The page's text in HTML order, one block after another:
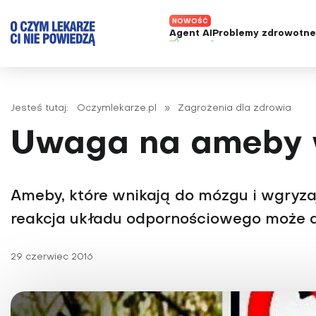
Agent AI Problemy zdrowotne
Alergie
Autyzm
Borelioza
Bóle głowy i migreny
Choroby jelit
Prawa
Jesteś tutaj: Oczymlekarze.pl » Zagrożenia dla zdrowia
Uwaga na ameby
Ameby, które wnikają do mózgu i
reakcja układu odpornościowego może
29 czerwiec 2016